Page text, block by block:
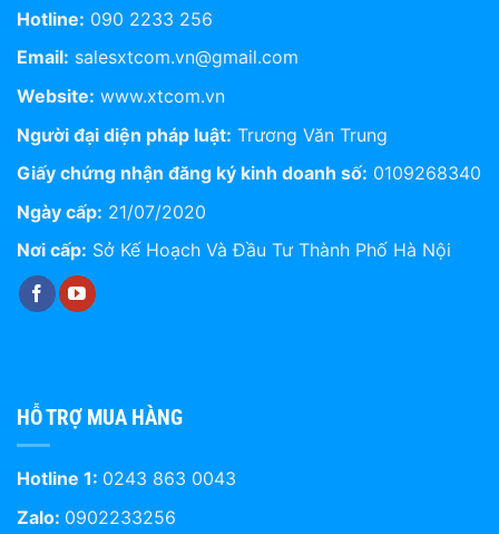
Hotline: 090 2233 256
Email: salesxtcom.vn@gmail.com
Website: www.xtcom.vn
Người đại diện pháp luật: Trương Văn Trung
Giấy chứng nhận đăng ký kinh doanh số: 0109268340
Ngày cấp: 21/07/2020
Nơi cấp: Sở Kế Hoạch Và Đầu Tư Thành Phố Hà Nội
HỖ TRỢ MUA HÀNG
Hotline 1: 0243 863 0043
Zalo: 0902233256